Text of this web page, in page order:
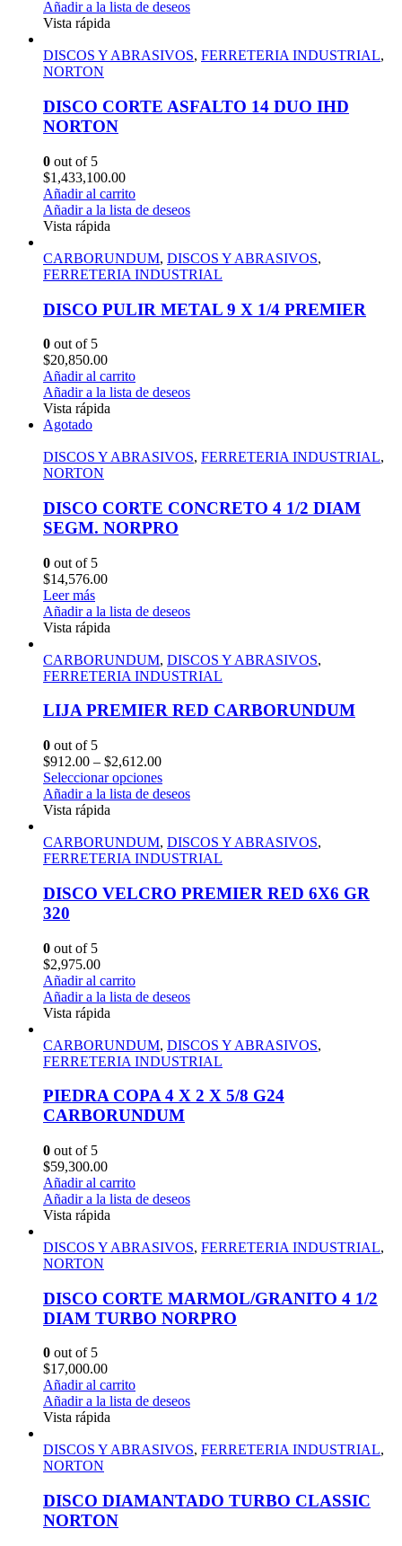
Añadir a la lista de deseos
Vista rápida
DISCOS Y ABRASIVOS, FERRETERIA INDUSTRIAL,
NORTON
DISCO CORTE ASFALTO 14 DUO IHD
NORTON
0 out of 5
$1,433,100.00
Añadir al carrito
Añadir a la lista de deseos
Vista rápida
CARBORUNDUM, DISCOS Y ABRASIVOS,
FERRETERIA INDUSTRIAL
DISCO PULIR METAL 9 X 1/4 PREMIER
0 out of 5
$20,850.00
Añadir al carrito
Añadir a la lista de deseos
Vista rápida
Agotado
DISCOS Y ABRASIVOS, FERRETERIA INDUSTRIAL,
NORTON
DISCO CORTE CONCRETO 4 1/2 DIAM
SEGM. NORPRO
0 out of 5
$14,576.00
Leer más
Añadir a la lista de deseos
Vista rápida
CARBORUNDUM, DISCOS Y ABRASIVOS,
FERRETERIA INDUSTRIAL
LIJA PREMIER RED CARBORUNDUM
0 out of 5
$912.00 – $2,612.00
Seleccionar opciones
Añadir a la lista de deseos
Vista rápida
CARBORUNDUM, DISCOS Y ABRASIVOS,
FERRETERIA INDUSTRIAL
DISCO VELCRO PREMIER RED 6X6 GR
320
0 out of 5
$2,975.00
Añadir al carrito
Añadir a la lista de deseos
Vista rápida
CARBORUNDUM, DISCOS Y ABRASIVOS,
FERRETERIA INDUSTRIAL
PIEDRA COPA 4 X 2 X 5/8 G24
CARBORUNDUM
0 out of 5
$59,300.00
Añadir al carrito
Añadir a la lista de deseos
Vista rápida
DISCOS Y ABRASIVOS, FERRETERIA INDUSTRIAL,
NORTON
DISCO CORTE MARMOL/GRANITO 4 1/2
DIAM TURBO NORPRO
0 out of 5
$17,000.00
Añadir al carrito
Añadir a la lista de deseos
Vista rápida
DISCOS Y ABRASIVOS, FERRETERIA INDUSTRIAL,
NORTON
DISCO DIAMANTADO TURBO CLASSIC
NORTON